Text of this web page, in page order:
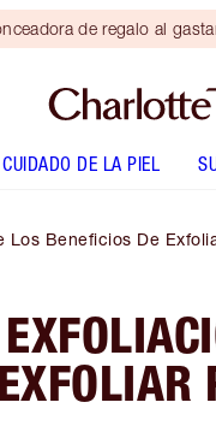
de regalo al
CUIDADO DE LA PIEL
Los Beneficios De